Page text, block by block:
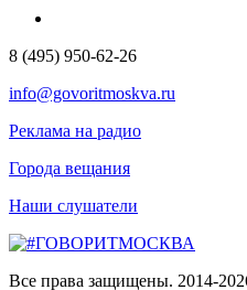
8 (495) 950-62-26
info@govoritmoskva.ru
Реклама на радио
Города вещания
Наши слушатели
Все права защищены. 2014-